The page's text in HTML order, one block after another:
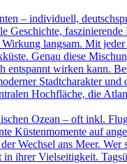
– individuell,
Geschichte,
langsam. Mit
Genau diese
entspannt wirken kann.
Stadtcharakter
Hochfläche, die
Ozean – oft inkl.
Küstenmomente auf
Wechsel ans Meer.
ihrer Vielseitigkeit.